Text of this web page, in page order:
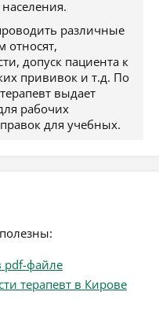
различные
относят,
допуск пациента к
прививок и т.д. По
выдает
рабочих
для учебных.
pdf-файле
терапевт в Кирове